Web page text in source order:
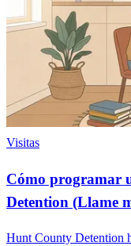
Visitas
Cómo programar
Detention (Llame
Hunt County Detention